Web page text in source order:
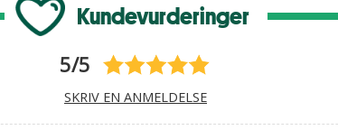
Kundevurderinger
5/5
SKRIV EN ANMELDELSE